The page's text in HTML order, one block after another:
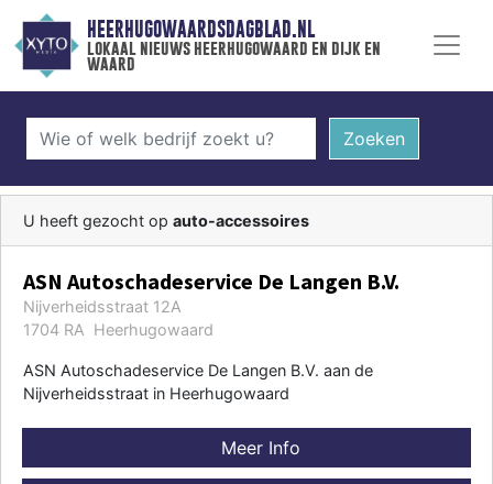
HEERHUGOWAARDSDAGBLAD.NL
lokaal nieuws heerhugowaard en dijk en
waard
Zoeken
U heeft gezocht op auto-accessoires
ASN Autoschadeservice De Langen B.V.
Nijverheidsstraat 12A
1704 RA Heerhugowaard
ASN Autoschadeservice De Langen B.V. aan de
Nijverheidsstraat in Heerhugowaard
Meer Info